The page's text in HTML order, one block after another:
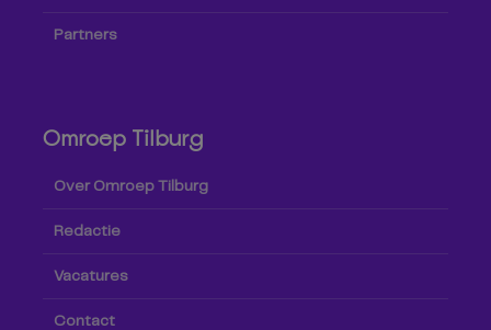
Partners
Omroep Tilburg
Over Omroep Tilburg
Redactie
Vacatures
Contact